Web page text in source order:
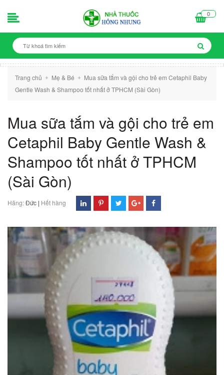
0
Trang chủ + Mẹ & Bé +
Mua sữa tắm và gội cho trẻ em Cetaphil Baby
Gentle Wash & Shampoo tốt nhất ở TPHCM (Sài Gòn)
Mua sữa tắm và gội cho trẻ em
Cetaphil Baby Gentle Wash &
Shampoo tốt nhất ở TPHCM
(Sài Gòn)
Hãng:Đức | Hết hàng